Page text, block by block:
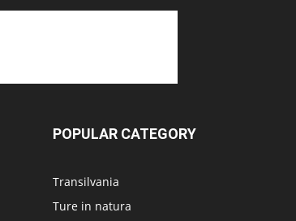
POPULAR CATEGORY
Transilvania
Ture in natura